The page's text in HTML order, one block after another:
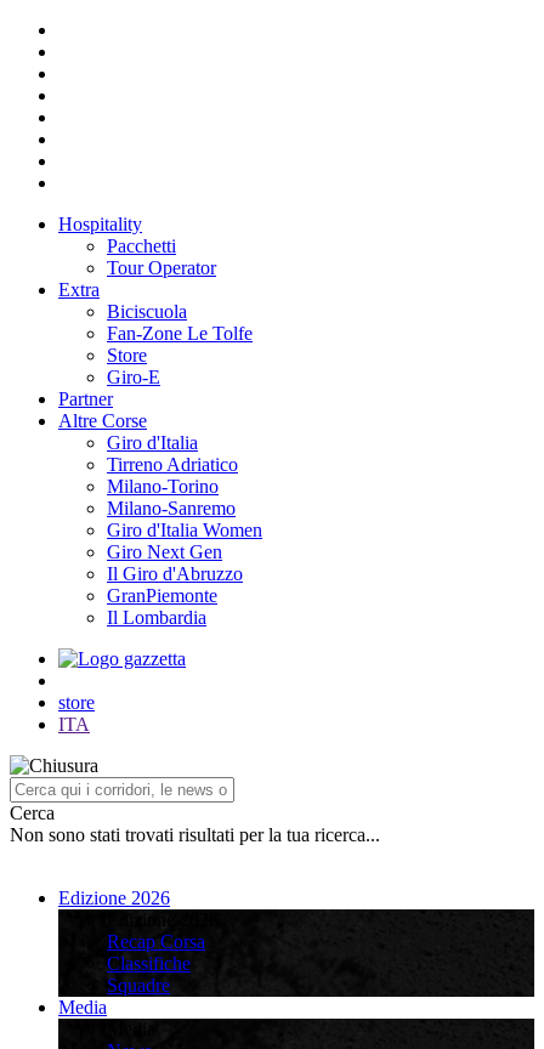
Hospitality
Pacchetti
Tour Operator
Extra
Biciscuola
Fan-Zone Le Tolfe
Store
Giro-E
Partner
Altre Corse
Giro d'Italia
Tirreno Adriatico
Milano-Torino
Milano-Sanremo
Giro d'Italia Women
Giro Next Gen
Il Giro d'Abruzzo
GranPiemonte
Il Lombardia
store
ITA
Cerca
Non sono stati trovati risultati per la tua ricerca...
Edizione 2026
Recap Corsa
Classifiche
Squadre
Media